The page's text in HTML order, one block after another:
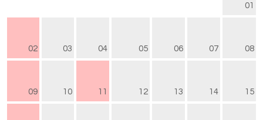
01
02 03 04 05 06 07 08
09 10 11 12 13 14 15